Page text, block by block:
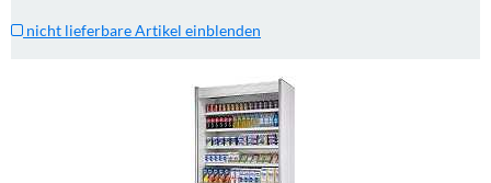
nicht lieferbare Artikel einblenden